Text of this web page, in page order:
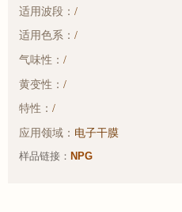
适用波段：/
适用色系：/
气味性：/
黄变性：/
特性：/
应用领域： 电子干膜
样品链接：NPG